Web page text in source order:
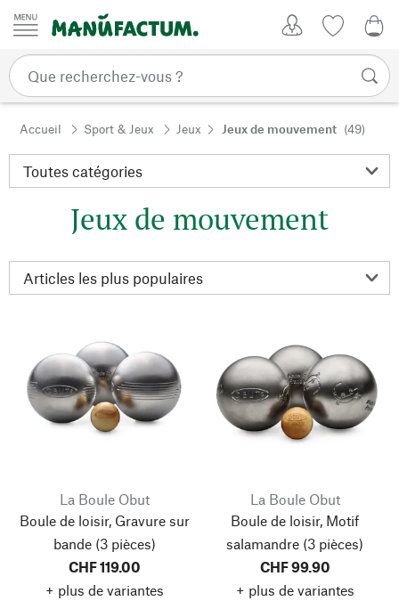
Passer au contenu
Accueil Sport & Jeux Jeux Jeux de mouvement (49)
Jeux de mouvement
La Boule Obut
Boule de loisir, Gravure sur
bande(3 pièces)
CHF 119.00
+ plus de variantes
La Boule Obut
Boule de loisir, Motif
salamandre (3 pièces)
CHF 99.90
+ plus de variantes